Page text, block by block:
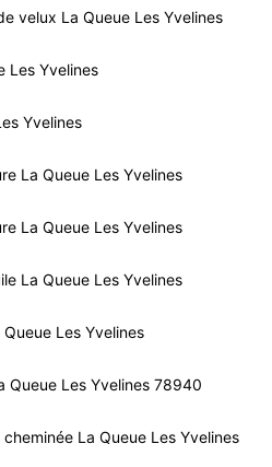
velux La Queue Les Yvelines
Les Yvelines
Yvelines
La Queue Les Yvelines
La Queue Les Yvelines
La Queue Les Yvelines
Les Yvelines
Queue Les Yvelines 78940
La Queue Les Yvelines